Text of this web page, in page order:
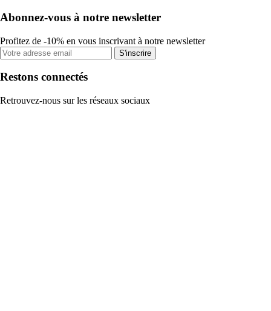
Abonnez-vous à notre newsletter
Profitez de -10% en vous inscrivant à notre newsletter
S'inscrire
Restons connectés
Retrouvez-nous sur les réseaux sociaux